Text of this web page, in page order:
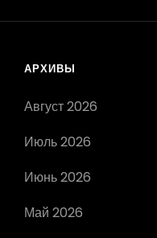
АРХИВЫ
Август 2026
Июль 2026
Июнь 2026
Май 2026